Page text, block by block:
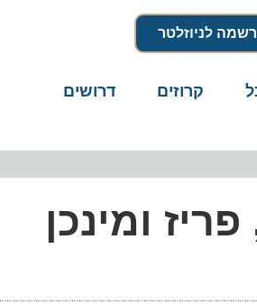
לניוזלטר
קרוזים דרושים
ומינכן